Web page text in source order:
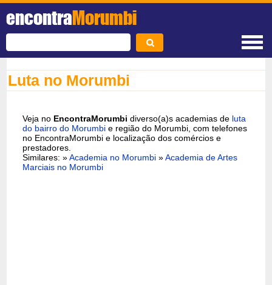
encontraMorumbi
Luta no Morumbi
Veja no EncontraMorumbi diverso(a)s academias de luta
do bairro do Morumbi e região do Morumbi, com telefones
no EncontraMorumbi e localização dos comércios e
prestadores.
Similares: »Academia no Morumbi »Academia de Artes
Marciais no Morumbi